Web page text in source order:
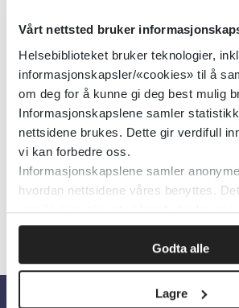
Vårt nettsted bruker
Helsebiblioteket bruker teknologier,
informasjonskapsler/«cookies» til å
om deg for å kunne gi deg best mulig
Informasjonskapslene samler
nettsidene brukes. Dette gir verdifull
vi kan forbedre oss.
Informasjonskapslene samler
hvordan nettsidene våres benyttes.
innsikt som gjør at vi kan forbedre oss.
Godta alle
Lagre
Tema:Psykisk helse,
Emner:Søvnforstyrrelser
Dokumenttype:Verktøy
Utgiver:Haukeland
Språk:Norsk